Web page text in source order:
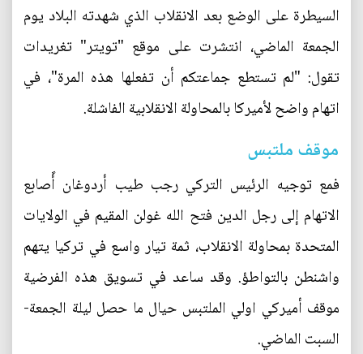
السيطرة على الوضع بعد الانقلاب الذي شهدته البلاد يوم
الجمعة الماضي، انتشرت على موقع "تويتر" تغريدات
تقول: "لم تستطع جماعتكم أن تفعلها هذه المرة"، في
اتهام واضح لأميركا بالمحاولة الانقلابية الفاشلة.
موقف ملتبس
فمع توجيه الرئيس التركي رجب طيب أردوغان أًصابع
الاتهام إلى رجل الدين فتح الله غولن المقيم في الولايات
المتحدة بمحاولة الانقلاب، ثمة تيار واسع في تركيا يتهم
واشنطن بالتواطؤ. وقد ساعد في تسويق هذه الفرضية
موقف أميركي اولي الملتبس حيال ما حصل ليلة الجمعة-
السبت الماضي.